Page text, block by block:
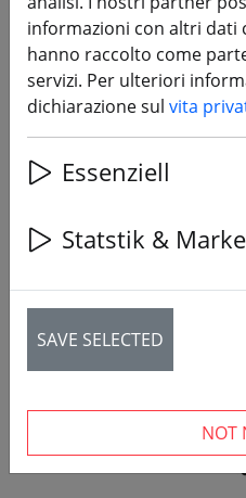
BetaFPV
Unità d'aria
‹
informazioni con altri dati
hanno raccolto come
servizi. Per ulteriori
dichiarazione sul vita
Essenziell
Statstik &
SAVE SELECTED
NOT